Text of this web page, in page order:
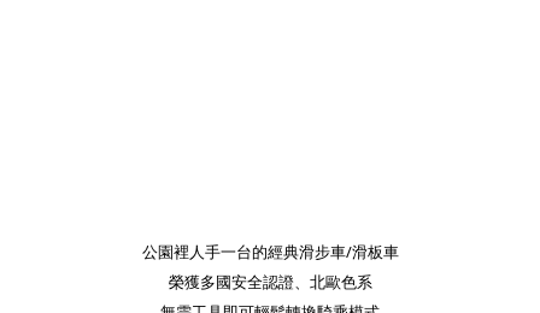
公園裡人手一台的經典滑步車/滑板車
榮獲多國安全認證、北歐色系